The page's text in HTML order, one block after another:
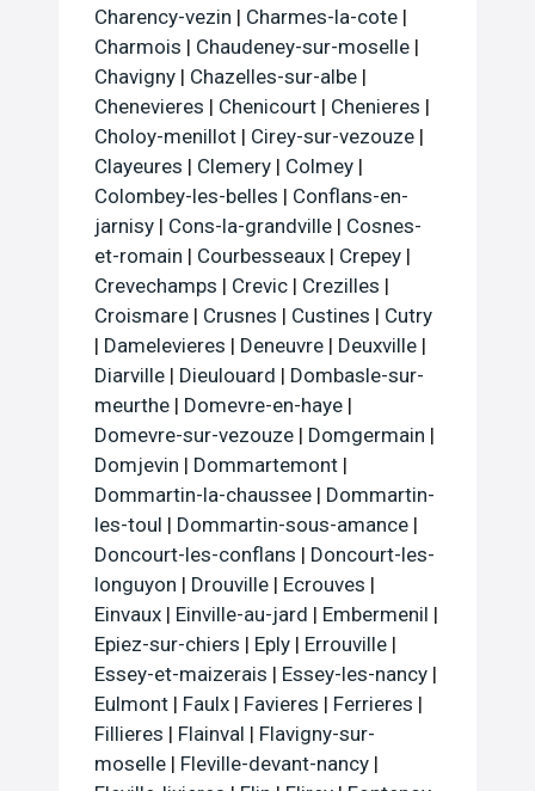
Charency-vezin | Charmes-la-cote |
Charmois | Chaudeney-sur-moselle |
Chavigny | Chazelles-sur-albe |
Chenevieres | Chenicourt | Chenieres |
Choloy-menillot | Cirey-sur-vezouze |
Clayeures | Clemery | Colmey |
Colombey-les-belles | Conflans-en-
jarnisy | Cons-la-grandville | Cosnes-
et-romain | Courbesseaux | Crepey |
Crevechamps | Crevic | Crezilles |
Croismare | Crusnes | Custines | Cutry
| Damelevieres | Deneuvre | Deuxville |
Diarville | Dieulouard | Dombasle-sur-
meurthe | Domevre-en-haye |
Domevre-sur-vezouze | Domgermain |
Domjevin | Dommartemont |
Dommartin-la-chaussee | Dommartin-
les-toul | Dommartin-sous-amance |
Doncourt-les-conflans | Doncourt-les-
longuyon | Drouville | Ecrouves |
Einvaux | Einville-au-jard | Embermenil |
Epiez-sur-chiers | Eply | Errouville |
Essey-et-maizerais | Essey-les-nancy |
Eulmont | Faulx | Favieres | Ferrieres |
Fillieres | Flainval | Flavigny-sur-
moselle | Fleville-devant-nancy |